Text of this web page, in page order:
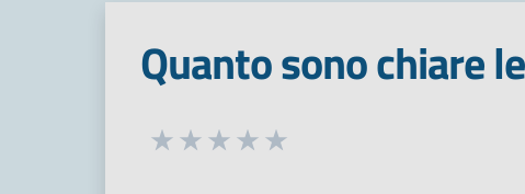
Quanto sono chiare
Seleziona una valutazione da 1 a 5